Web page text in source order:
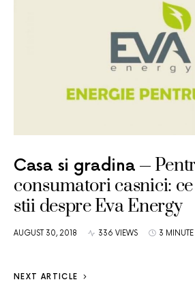
Casa si gradina
consumatori casnici:
stii despre Eva Energy
AUGUST 30, 2018 336 VIEWS 3 MINUTE
NEXT ARTICLE